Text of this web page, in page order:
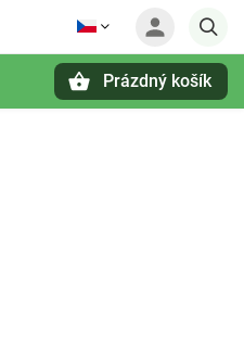
Prázdný košík